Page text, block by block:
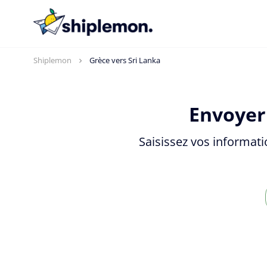
Shiplemon Grèce vers Sri Lanka
Saisissez vos